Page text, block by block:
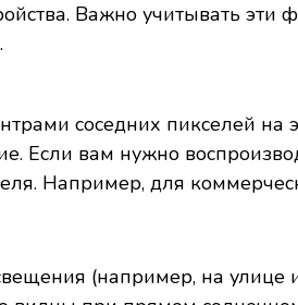
Важно учитывать
соседних пикселей
Если вам нужно
Например, для
(например, на улице